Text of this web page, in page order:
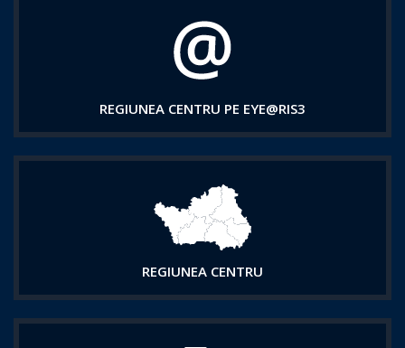
REGIUNEA CENTRU PE EYE@RIS3
REGIUNEA CENTRU